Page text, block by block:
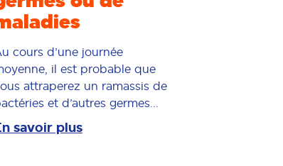
cours d’une journée
il est probable que
attraperez un ramassis de
et d’autres germes...
savoir plus